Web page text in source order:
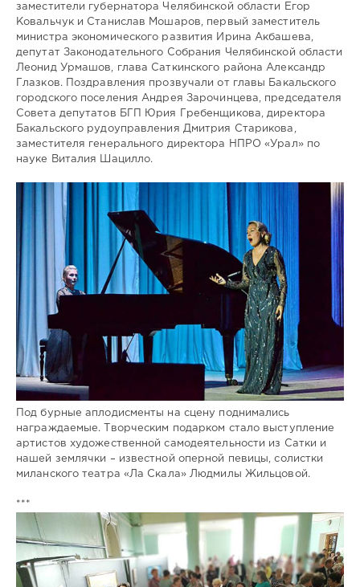
заместители губернатора Челябинской области Егор
Ковальчук и Станислав Мошаров, первый заместитель
министра экономического развития Ирина Акбашева,
депутат Законодательного Собрания Челябинской области
Леонид Урмашов, глава Саткинского района Александр
Глазков. Поздравления прозвучали от главы Бакальского
городского поселения Андрея Зарочинцева, председателя
Совета депутатов БГП Юрия Гребенщикова, директора
Бакальского рудоуправления Дмитрия Старикова,
заместителя генерального директора НПРО «Урал» по
науке Виталия Шацилло.
Под бурные аплодисменты на сцену поднимались
награждаемые. Творческим подарком стало выступление
артистов художественной самодеятельности из Сатки и
нашей землячки – известной оперной певицы, солистки
миланского театра «Ла Скала» Людмилы Жильцовой.
***